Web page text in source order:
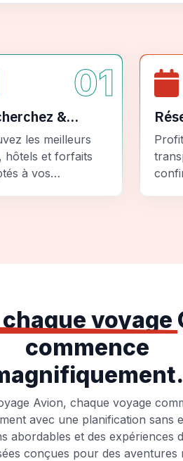
01
&
les meilleurs
hôtels et forfaits
à vos
chaque voyage
commence
Avion, chaque voyage
avec une planification sans
abordables et des expériences
conçues pour des aventures